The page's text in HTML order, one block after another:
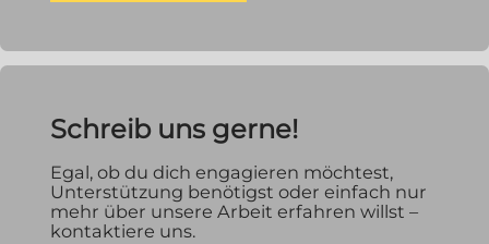
Schreib uns gerne!
Egal, ob du dich engagieren möchtest,
Unterstützung benötigst oder einfach nur
mehr über unsere Arbeit erfahren willst –
kontaktiere uns.